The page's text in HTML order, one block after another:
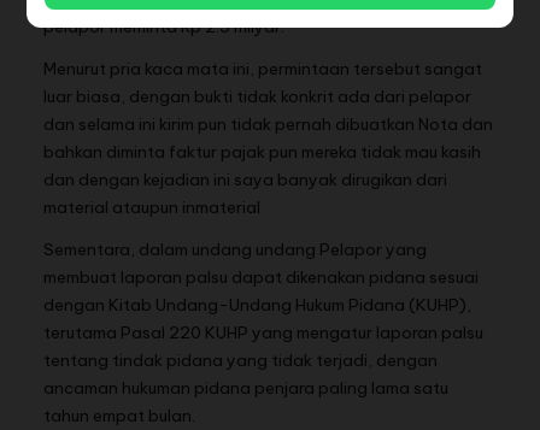
pelapor meminta Rp 2.5 milyar.
Menurut pria kaca mata ini, permintaan tersebut sangat
luar biasa, dengan bukti tidak konkrit ada dari pelapor
dan selama ini kirim pun tidak pernah dibuatkan Nota dan
bahkan diminta faktur pajak pun mereka tidak mau kasih
dan dengan kejadian ini saya banyak dirugikan dari
material ataupun inmaterial
Sementara, dalam undang undang Pelapor yang
membuat laporan palsu dapat dikenakan pidana sesuai
dengan Kitab Undang-Undang Hukum Pidana (KUHP),
terutama Pasal 220 KUHP yang mengatur laporan palsu
tentang tindak pidana yang tidak terjadi, dengan
ancaman hukuman pidana penjara paling lama satu
tahun empat bulan.